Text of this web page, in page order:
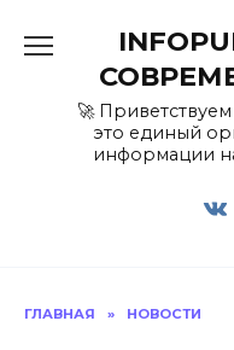
содержанию
🚀
это единый
информации
ГЛАВНАЯ » НОВОСТИ